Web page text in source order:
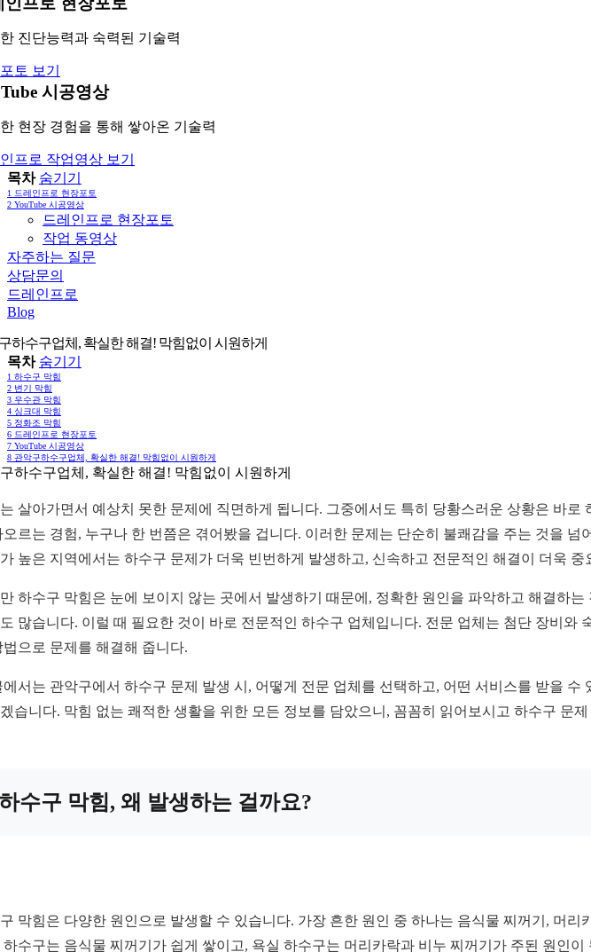
진단능력과 숙력된 기술력
토 보기
시공영상
현장 경험을 통해 쌓아온 기술력
프로 작업영상 보기
목차 숨기기
1 드레인프로 현장포토
2 YouTube 시공영상
드레인프로 현장포토
작업 동영상
자주하는 질문
상담문의
드레인프로
Blog
하수구업체, 확실한 해결! 막힘없이 시원하게
목차 숨기기
1 하수구 막힘
2 변기 막힘
3 우수관 막힘
4 싱크대 막힘
5 정화조 막힘
6 드레인프로 현장포토
7 YouTube 시공영상
8 관악구하수구업체, 확실한 해결! 막힘없이 시원하게
하수구업체, 확실한 해결! 막힘없이 시원하게
살아가면서 예상치 못한 문제에 직면하게 됩니다. 그중에서도 특히 당황스러운 상황은 바
오르는 경험, 누구나 한 번쯤은 겪어봤을 겁니다. 이러한 문제는 단순히 불쾌감을 주는 것을
높은 지역에서는 하수구 문제가 더욱 빈번하게 발생하고, 신속하고 전문적인 해결이 더욱 중
하수구 막힘은 눈에 보이지 않는 곳에서 발생하기 때문에, 정확한 원인을 파악하고 해결하
많습니다. 이럴 때 필요한 것이 바로 전문적인 하수구 업체입니다. 전문 업체는 첨단 장비
법으로 문제를 해결해 줍니다.
에서는 관악구에서 하수구 문제 발생 시, 어떻게 전문 업체를 선택하고, 어떤 서비스를 받을
습니다. 막힘 없는 쾌적한 생활을 위한 모든 정보를 담았으니, 꼼꼼히 읽어보시고 하수구 문
수구 막힘, 왜 발생하는 걸까요?
막힘은 다양한 원인으로 발생할 수 있습니다. 가장 흔한 원인 중 하나는 음식물 찌꺼기, 머
하수구는 음식물 찌꺼기가 쉽게 쌓이고, 욕실 하수구는 머리카락과 비누 찌꺼기가 주된 원인